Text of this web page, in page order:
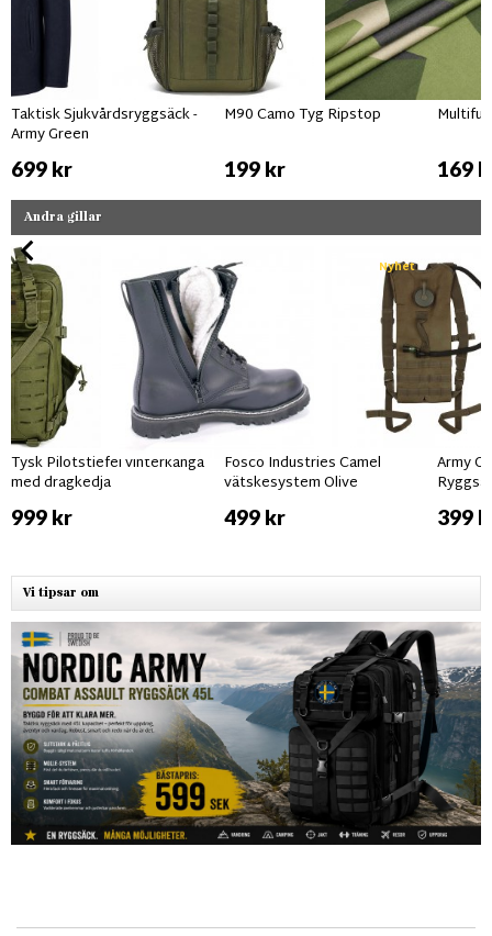
Taktisk Sjukvårdsryggsäck -
Army Green
699 kr
M90 Camo Tyg Ripstop
199 kr 169
Andra gillar
Tysk Pilotstiefel vinterkänga
med dragkedja
999 kr
Nyhet
Fosco Industries Camel
vätskesystem Olive
499 kr
Army
399
Vi tipsar om